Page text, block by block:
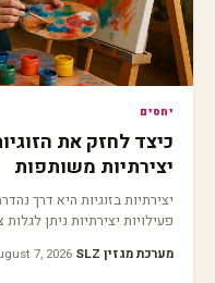
יחסים
כיצד לחזק את
יצירתיות משותפות
יצירתיות בזוגיות היא דרך
פעילויות יצירתיות ניתן
מערכת מגזין SLZ ·
7, 2026